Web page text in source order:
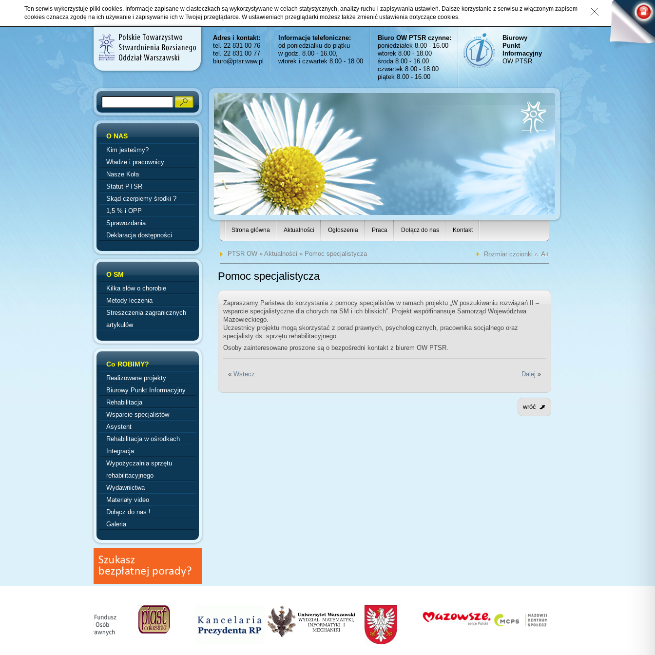
Ten serwis wykorzystuje pliki cookies. Informacje zapisane w ciasteczkach są wykorzystywane w celach statystycznych, analizy ruchu i zapisywania ustawień. Dalsze korzystanie z serwisu z włączonym zapisem
cookies oznacza zgodę na ich używanie i zapisywanie ich w Twojej przeglądarce. W ustawieniach przeglądarki możesz także zmienić ustawienia dotyczące cookies.
Adres i kontakt:
tel. 22 831 00 76
tel. 22 831 00 77
biuro@ptsr.waw.pl
Informacje telefoniczne:
od poniedziałku do piątku
w godz. 8.00 - 16.00,
wtorek i czwartek 8.00 - 18.00
Biuro OW PTSR czynne:
poniedziałek 8.00 - 16.00
wtorek 8.00 - 18.00
środa 8.00 - 16.00
czwartek 8.00 - 18.00
piątek 8.00 - 16.00
Biurowy
Punkt
Informacyjny
OW PTSR
Search
O NAS
Kim jesteśmy?
Władze i pracownicy
Nasze Koła
Statut PTSR
Skąd czerpiemy środki ?
1,5 % i OPP
Sprawozdania
Deklaracja dostępności
O SM
Kilka słów o chorobie
Metody leczenia
Streszczenia zagranicznych
artykułów
Co ROBIMY?
Realizowane projekty
Biurowy Punkt Informacyjny
Rehabilitacja
Wsparcie specjalistów
Asystent
Rehabilitacja w ośrodkach
Integracja
Wypożyczalnia sprzętu
rehabilitacyjnego
Wydawnictwa
Materiały video
Dołącz do nas !
Galeria
Strona główna Aktualności Ogłoszenia Praca Dołącz do nas Kontakt
PTSR OW» Aktualności » Pomoc specjalistycza Rozmiar czcionki A-A+
Pomoc specjalistycza
Zapraszamy Państwa do korzystania z pomocy specjalistów w ramach projektu „W poszukiwaniu rozwiązań II –
wsparcie specjalistyczne dla chorych na SM i ich bliskich”. Projekt współfinansuje Samorząd Województwa
Mazowieckiego.
Uczestnicy projektu mogą skorzystać z porad prawnych, psychologicznych, pracownika socjalnego oraz
specjalisty ds. sprzętu rehabilitacyjnego.
Osoby zainteresowane proszone są o bezpośredni kontakt z biurem OW PTSR.
« Wstecz Dalej »
wróć